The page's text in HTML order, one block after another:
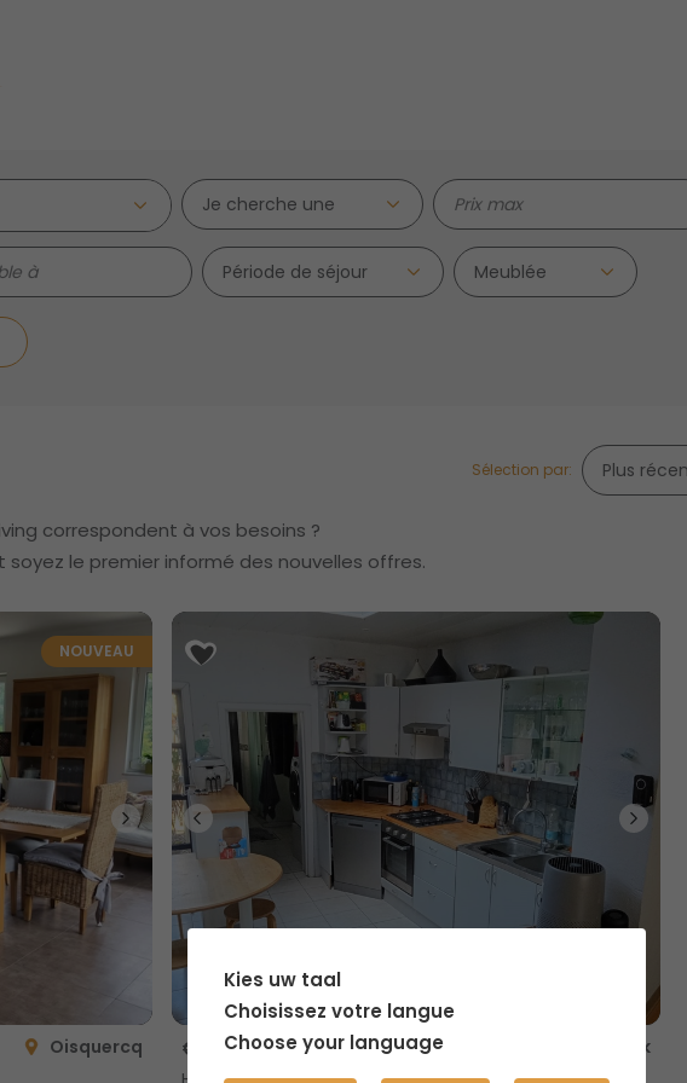
Je cherche une
Période de séjour
Sélection par:
correspondent à vos besoins ?
le premier informé des nouvelles offres.
NOUVEAU
Oisquercq
€ 320
Lembeek
Kies uw taal
Choisissez votre langue
Choose your language